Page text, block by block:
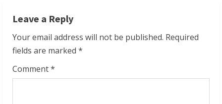
u
e
R
Leave a Reply
Your email address will not be published. Required
fields are marked *
Comment*